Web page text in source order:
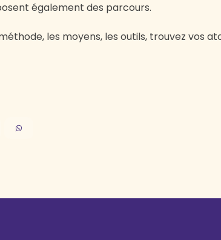
également des parcours.
les moyens, les outils, trouvez vos